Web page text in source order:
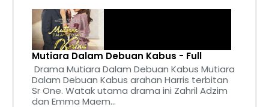
Mutiara Dalam Debuan Kabus - Full
Drama Mutiara Dalam Debuan Kabus Mutiara
Dalam Debuan Kabus arahan Harris terbitan
Sr One. Watak utama drama ini Zahril Adzim
dan Emma Maem...